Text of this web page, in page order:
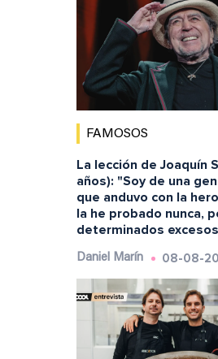
FAMOSOS
La lección de Joaquín
años): "Soy de una
que anduvo con la
la he probado nunca,
determinados
Daniel Marín 08-08-